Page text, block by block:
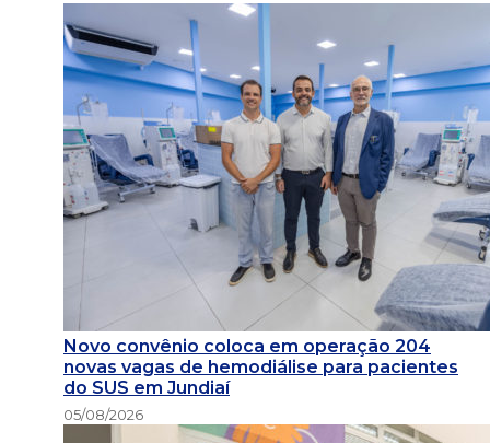
Novo convênio coloca em operação 204
novas vagas de hemodiálise para pacientes
do SUS em Jundiaí
05/08/2026